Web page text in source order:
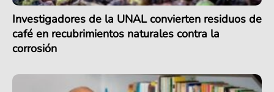
Investigadores de la UNAL convierten residuos de
café en recubrimientos naturales contra la
corrosión